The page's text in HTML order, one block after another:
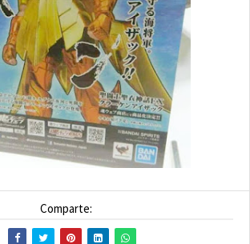
Comparte: